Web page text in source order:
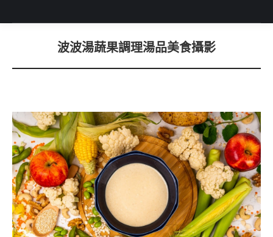
You are here:
波波湯蔬果調理湯品美食攝影